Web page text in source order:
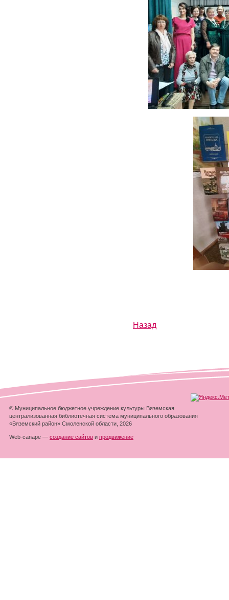
Назад
© Муниципальное бюджетное учреждение культуры Вяземская
централизованная библиотечная система муниципального образования
«Вяземский район» Смоленской области, 2026
Web-canape — создание сайтов и продвижение